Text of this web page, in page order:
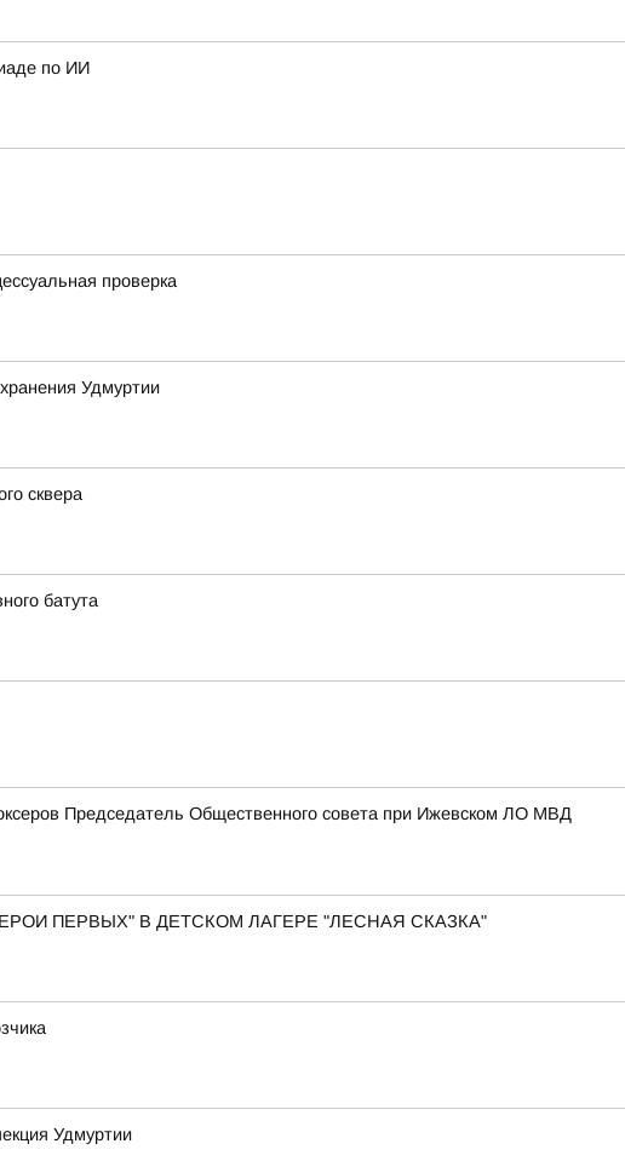
по ИИ
проверка
Удмуртии
сквера
батута
Председатель Общественного совета при Ижевском ЛО МВД
ПЕРВЫХ" В ДЕТСКОМ ЛАГЕРЕ "ЛЕСНАЯ СКАЗКА"
Удмуртии